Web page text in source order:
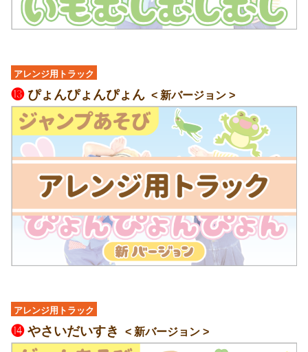
アレンジ用トラック
⓭ ぴょんぴょんぴょん < 新バージョン >
アレンジ用トラック
⓮やさいだいすき < 新バージョン >